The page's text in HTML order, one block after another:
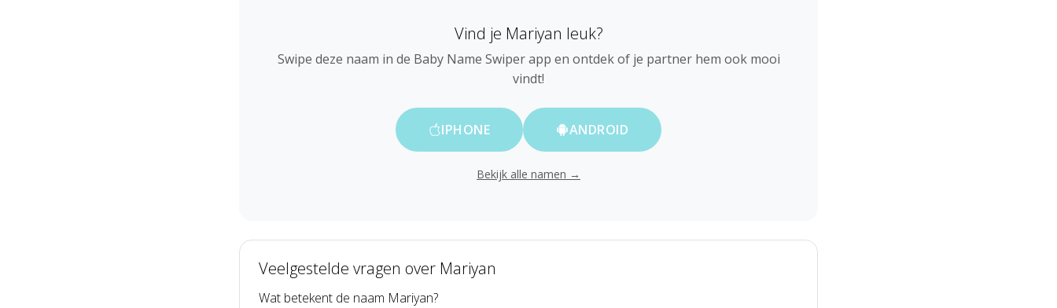
Vind je Mariyan leuk?
Swipe deze naam in de Baby Name Swiper app en ontdek of je partner hem ook mooi
vindt!
IPHONE ANDROID
Bekijk alle namen →
Veelgestelde vragen over Mariyan
Wat betekent de naam Mariyan?